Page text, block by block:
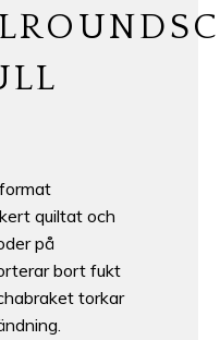
quiltat och
på
bort fukt
torkar